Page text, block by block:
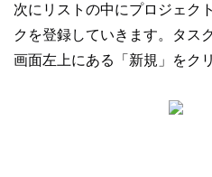
次にリストの中にプロジェク
クを登録していきます。タス
画面左上にある「新規」をク